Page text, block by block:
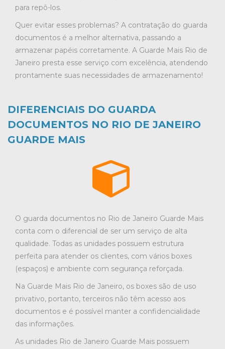
para repô-los.
Quer evitar esses problemas? A contratação do guarda
documentos é a melhor alternativa, passando a
armazenar papéis corretamente. A Guarde Mais Rio de
Janeiro presta esse serviço com excelência, atendendo
prontamente suas necessidades de armazenamento!
DIFERENCIAIS DO GUARDA
DOCUMENTOS NO RIO DE JANEIRO
GUARDE MAIS
O guarda documentos no Rio de Janeiro Guarde Mais
conta com o diferencial de ser um serviço de alta
qualidade. Todas as unidades possuem estrutura
perfeita para atender os clientes, com vários boxes
(espaços) e ambiente com segurança reforçada.
Na Guarde Mais Rio de Janeiro, os boxes são de uso
privativo, portanto, terceiros não têm acesso aos
documentos e é possível manter a confidencialidade
das informações.
As unidades Rio de Janeiro Guarde Mais possuem